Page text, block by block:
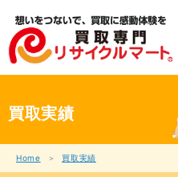
ス
買取実績
Home 買取実績